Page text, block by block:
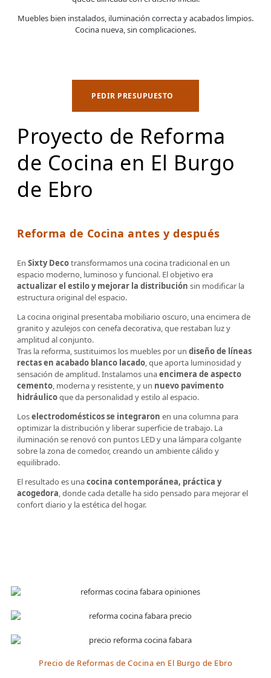
Muebles bien instalados, iluminación correcta y acabados limpios.
Cocina nueva, sin complicaciones.
PEDIR PRESUPUESTO
Proyecto de Reforma
de Cocina en El Burgo
de Ebro
Reforma de Cocina antes y después
En Sixty Decotransformamos una cocina tradicional en un
espacio moderno, luminoso y funcional. El objetivo era
actualizar el estilo y mejorar la distribución sin modificar la
estructura original del espacio.
La cocina original presentaba mobiliario oscuro, una encimera de
granito y azulejos con cenefa decorativa, que restaban luz y
amplitud al conjunto.
Tras la reforma, sustituimos los muebles por un diseño de líneas
rectas en acabado blanco lacado, que aporta luminosidad y
sensación de amplitud. Instalamos unaencimera de aspecto
cemento, moderna y resistente, y un nuevo pavimento
hidráulicoque da personalidad y estilo al espacio.
Loselectrodomésticos se integraron en una columna para
optimizar la distribución y liberar superficie de trabajo. La
iluminación se renovó con puntos LED y una lámpara colgante
sobre la zona de comedor, creando un ambiente cálido y
equilibrado.
El resultado es unacocina contemporánea, práctica y
acogedora, donde cada detalle ha sido pensado para mejorar el
confort diario y la estética del hogar.
Precio de Reformas de Cocina en El Burgo de Ebro